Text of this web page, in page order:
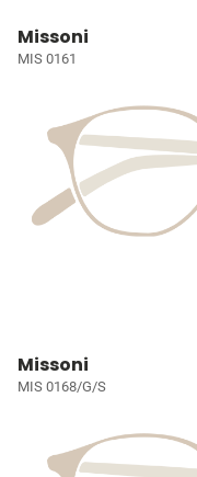
Missoni
MIS 0161
Missoni
MIS 0168/G/S